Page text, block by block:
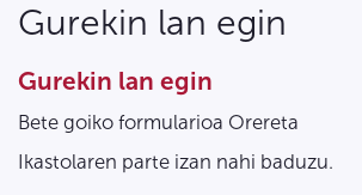
Gurekin lan egin
Gurekin lan egin
Bete goiko formularioa Orereta
Ikastolaren parte izan nahi baduzu.